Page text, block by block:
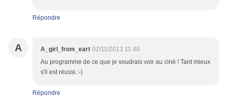
Répondre
A A_girl_from_eart 02/11/2013 11:40
Au programme de ce que je voudrais voir au ciné ! Tant mieux
s'il est réussi.:-)
Répondre